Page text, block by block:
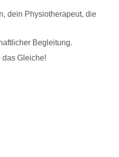
dein Physiotherapeut, die
Begleitung.
das Gleiche!